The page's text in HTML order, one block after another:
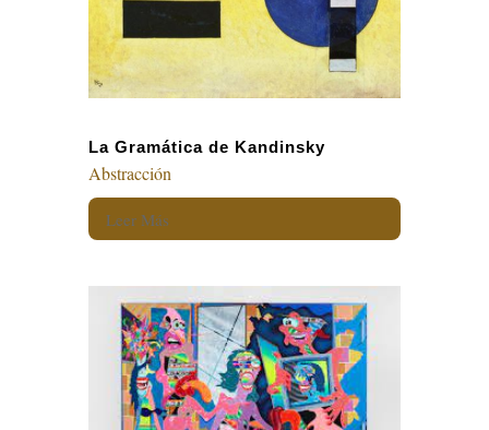
La Gramática de Kandinsky
Abstracción
Leer Más